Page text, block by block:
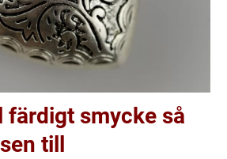
färdigt smycke så
till